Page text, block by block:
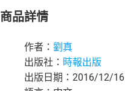
商品詳情
作者： 劉真
出版社： 時報出版
出版日期：2016/12/16